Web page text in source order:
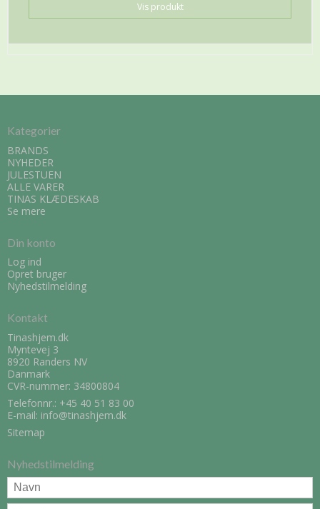
Vis produkt
Kategorier
BRANDS
NYHEDER
JULESTUEN
ALLE VARER
TINAS KLÆDESKAB
Se mere
Din konto
Log ind
Opret bruger
Nyhedstilmelding
Kontakt
Tinashjem.dk
Myntevej 3
8920 Randers NV
Danmark
CVR-nummer: 34800804
Telefonnr.: +45 40 51 83 00
E-mail: info@tinashjem.dk
Sitemap
Nyhedstilmelding